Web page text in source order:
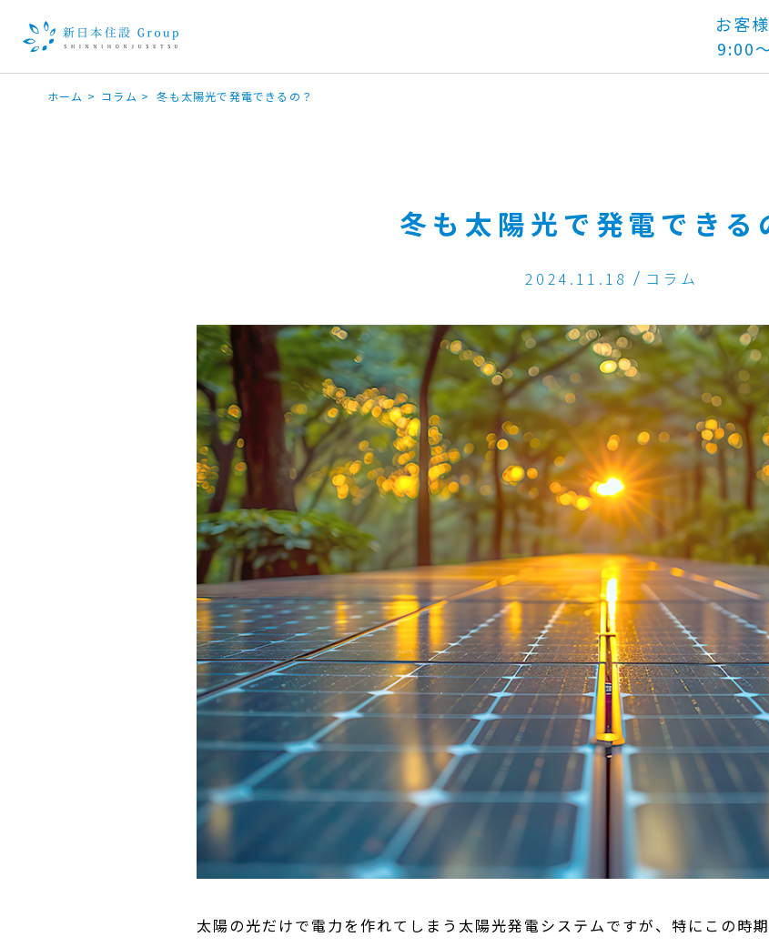
お客
9:00
ホーム > コラム > 冬も太陽光で発電できるの？
冬も太陽光で発電できる
2024.11.18 コラム
太陽の光だけで電力を作れてしまう太陽光発電システムですが、特にこの時